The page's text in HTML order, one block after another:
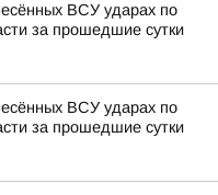
ВСУ ударах по
за прошедшие сутки
ВСУ ударах по
за прошедшие сутки